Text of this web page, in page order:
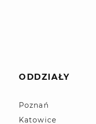
ODDZIAŁY
Poznań
Katowice